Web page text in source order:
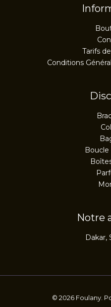
Tarifs
Conditions
Boucle
Notre
Dakar,
© 2026 Foulany.